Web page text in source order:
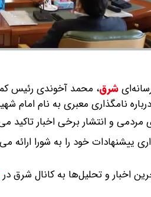
شرق، محمد آخوندی رئیس
نامگذاری معبری به نام امام
و انتشار برخی اخبار تاکید
ییشنهادات خود را به شورا ارائه
اخبار و تحلیل‌ها به کانال شرق در